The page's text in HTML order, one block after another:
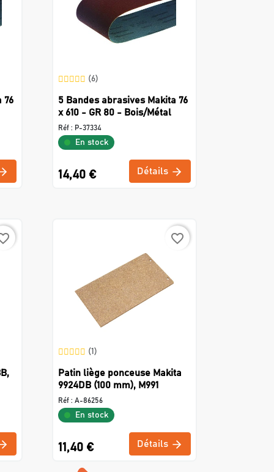
76
(6)
5 Bandes abrasives Makita 76
x 610 - GR 80 - Bois/Métal
Réf : P-37334
En stock
14,40 € Détails
favorite_border
(1)
Patin liège ponceuse Makita
9924DB (100 mm), M991
Réf : A-86256
En stock
11,40 € Détails